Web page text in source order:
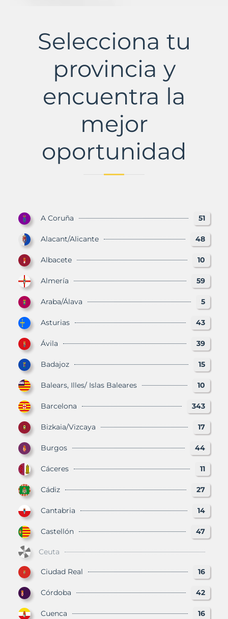
Municipio
Murbalands
Selecciona tu
provincia y
encuentra la
mejor
oportunidad
A Coruña 51
Alacant/Alicante 48
Albacete 10
Almería 59
Araba/Álava 5
Asturias 43
Ávila 39
Badajoz 15
Balears, Illes/ Islas Baleares 10
Barcelona 343
Bizkaia/Vizcaya 17
Burgos 44
Cáceres 11
Cádiz 27
Cantabria 14
Castellón 47
Ceuta
Ciudad Real 16
Córdoba 42
Cuenca 16